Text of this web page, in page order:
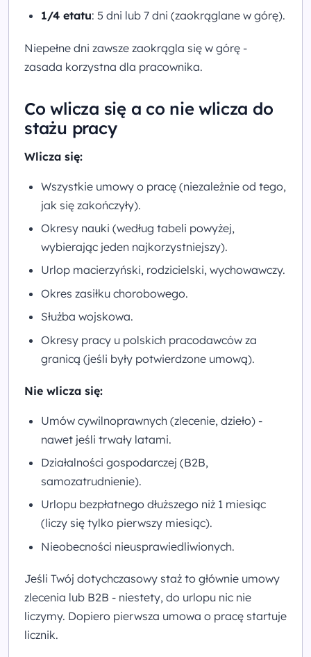
1/4 etatu: 5 dni lub 7 dni (zaokrąglane w górę).
Niepełne dni zawsze zaokrągla się w górę -
zasada korzystna dla pracownika.
Co wlicza się a co nie wlicza do
stażu pracy
Wlicza się:
Wszystkie umowy o pracę (niezależnie od tego,
jak się zakończyły).
Okresy nauki (według tabeli powyżej,
wybierając jeden najkorzystniejszy).
Urlop macierzyński, rodzicielski, wychowawczy.
Okres zasiłku chorobowego.
Służba wojskowa.
Okresy pracy u polskich pracodawców za
granicą (jeśli były potwierdzone umową).
Nie wlicza się:
Umów cywilnoprawnych (zlecenie, dzieło) -
nawet jeśli trwały latami.
Działalności gospodarczej (B2B,
samozatrudnienie).
Urlopu bezpłatnego dłuższego niż 1 miesiąc
(liczy się tylko pierwszy miesiąc).
Nieobecności nieusprawiedliwionych.
Jeśli Twój dotychczasowy staż to głównie umowy
zlecenia lub B2B - niestety, do urlopu nic nie
liczymy. Dopiero pierwsza umowa o pracę startuje
licznik.